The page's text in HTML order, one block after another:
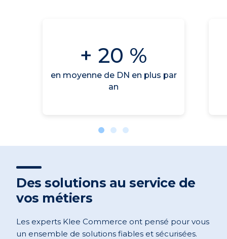
+ 20 %
en moyennede DN en plus par
an
Des solutions au service de
vos métiers
Les experts Klee Commerce ont pensé pour vous
un ensemble de solutions fiables et sécurisées.